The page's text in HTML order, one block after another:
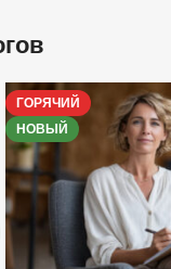
ГОРЯЧИЙ
НОВЫЙ